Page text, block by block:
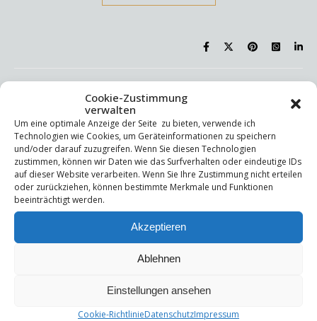
Cookie-Zustimmung
verwalten
Um eine optimale Anzeige der Seite zu bieten, verwende ich
Technologien wie Cookies, um Geräteinformationen zu speichern
und/oder darauf zuzugreifen. Wenn Sie diesen Technologien
zustimmen, können wir Daten wie das Surfverhalten oder eindeutige IDs
auf dieser Website verarbeiten. Wenn Sie Ihre Zustimmung nicht erteilen
oder zurückziehen, können bestimmte Merkmale und Funktionen
beeinträchtigt werden.
Akzeptieren
Ablehnen
Einstellungen ansehen
Cookie-RichtlinieDatenschutzImpressum
LEBEN,METHODEN UND WERKZEUGE
Das Systemische
Dreieck
3. März 2025/No Comments